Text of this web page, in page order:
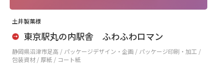
土井製菓様
東京駅丸の内駅舎 ふわふわロマン
静岡県沼津市足高 / パッケージデザイン・企画 / パッケージ印刷・加工 /
包装資材 / 厚紙 / コート紙